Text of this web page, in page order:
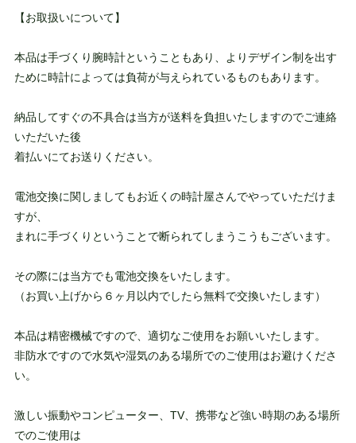
【お取扱いについて】
本品は手づくり腕時計ということもあり、よりデザイン制を出す
ために時計によっては負荷が与えられているものもあります。
納品してすぐの不具合は当方が送料を負担いたしますのでご連絡
いただいた後
着払いにてお送りください。
電池交換に関しましてもお近くの時計屋さんでやっていただけま
すが、
まれに手づくりということで断られてしまうこうもございます。
その際には当方でも電池交換をいたします。
（お買い上げから６ヶ月以内でしたら無料で交換いたします）
本品は精密機械ですので、適切なご使用をお願いいたします。
非防水ですので水気や湿気のある場所でのご使用はお避けくださ
い。
激しい振動やコンピューター、TV、携帯など強い時期のある場所
でのご使用は